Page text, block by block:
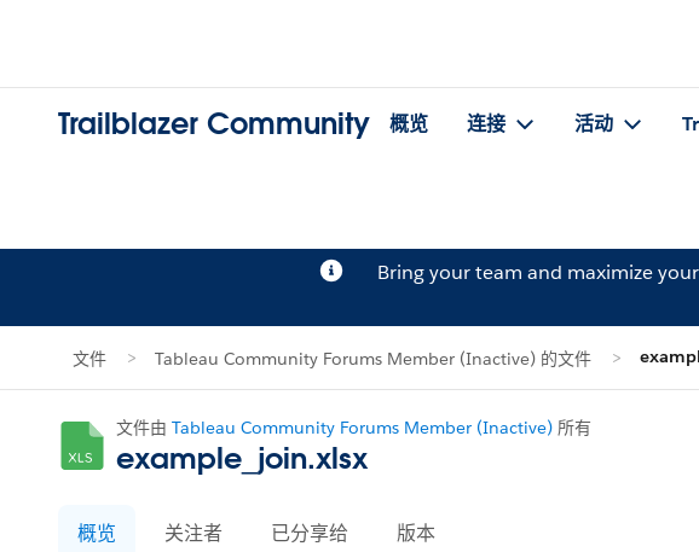
Trailblazer Community 概览 连接 活动
Bring your team and maximize
文件 Tableau Community Forums Member (Inactive) 的文件
文件由 Tableau Community Forums Member (Inactive) 所有
example_join.xlsx
概览 关注者 已分享给 版本